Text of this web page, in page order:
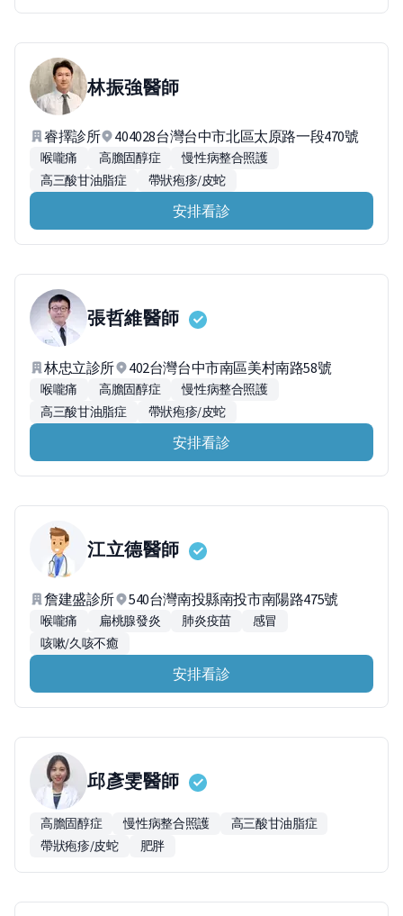
林振強醫師
睿擇診所 404028台灣台中市北區太原路一段470號
喉嚨痛 高膽固醇症
慢性病整合照護
高三酸甘油脂症
帶狀疱疹/皮蛇
安排看診
張哲維醫師
林忠立診所 402台灣台中市南區美村南路58號
喉嚨痛 高膽固醇症
慢性病整合照護
高三酸甘油脂症
帶狀疱疹/皮蛇
安排看診
江立德醫師
詹建盛診所 540台灣南投縣南投市南陽路475號
喉嚨痛 扁桃腺發炎 肺炎疫苗
感冒
咳嗽/久咳不癒
安排看診
邱彥雯醫師
高膽固醇症 慢性病整合照護
高三酸甘油脂症
帶狀疱疹/皮蛇
肥胖